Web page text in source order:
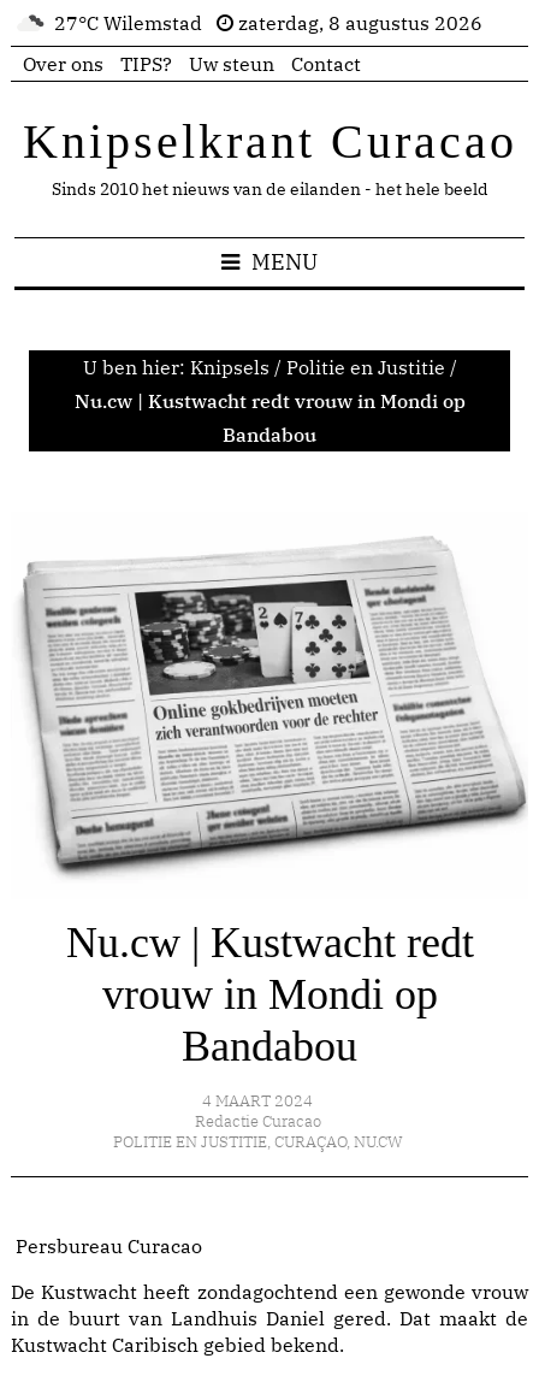
27°C Wilemstad
zaterdag, 8 augustus 2026
Over ons
TIPS? Uw steun Contact
Knipselkrant Curacao
Sinds 2010 het nieuws van de eilanden - het hele beeld
MENU
U ben hier: Knipsels / Politie en Justitie /
Nu.cw | Kustwacht redt vrouw in Mondi op
Bandabou
Nu.cw | Kustwacht redt
vrouw in Mondi op
Bandabou
4 MAART 2024
Redactie Curacao
POLITIE EN JUSTITIE, CURAÇAO, NU.CW
Persbureau Curacao
De Kustwacht heeft zondagochtend een gewonde vrouw
in de buurt van Landhuis Daniel gered. Dat maakt de
Kustwacht Caribisch gebied bekend.